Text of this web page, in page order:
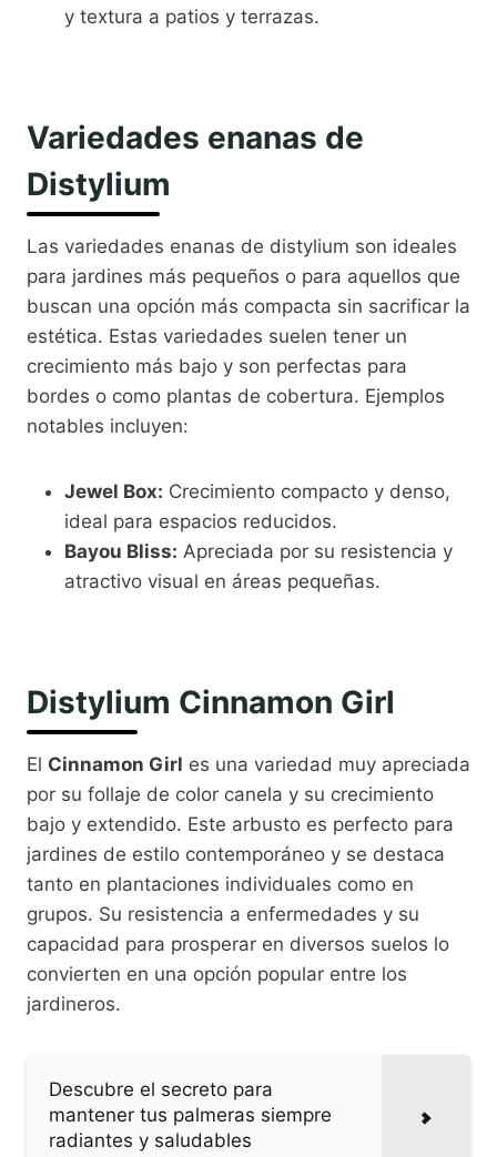
y textura a patios y terrazas.
Variedades enanas de
Distylium
Las variedades enanas de distylium son ideales
para jardines más pequeños o para aquellos que
buscan una opción más compacta sin sacrificar la
estética. Estas variedades suelen tener un
crecimiento más bajo y son perfectas para
bordes o como plantas de cobertura. Ejemplos
notables incluyen:
Jewel Box: Crecimiento compacto y denso,
ideal para espacios reducidos.
Bayou Bliss: Apreciada por su resistencia y
atractivo visual en áreas pequeñas.
Distylium Cinnamon Girl
El Cinnamon Girl es una variedad muy apreciada
por su follaje de color canela y su crecimiento
bajo y extendido. Este arbusto es perfecto para
jardines de estilo contemporáneo y se destaca
tanto en plantaciones individuales como en
grupos. Su resistencia a enfermedades y su
capacidad para prosperar en diversos suelos lo
convierten en una opción popular entre los
jardineros.
Descubre el secreto para
mantener tus palmeras siempre
radiantes y saludables